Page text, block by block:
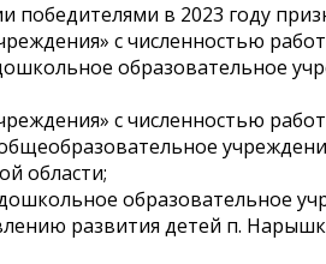
победителями в 2023 году
с численностью
образовательное
с численностью
области;
образовательное
развития детей п.